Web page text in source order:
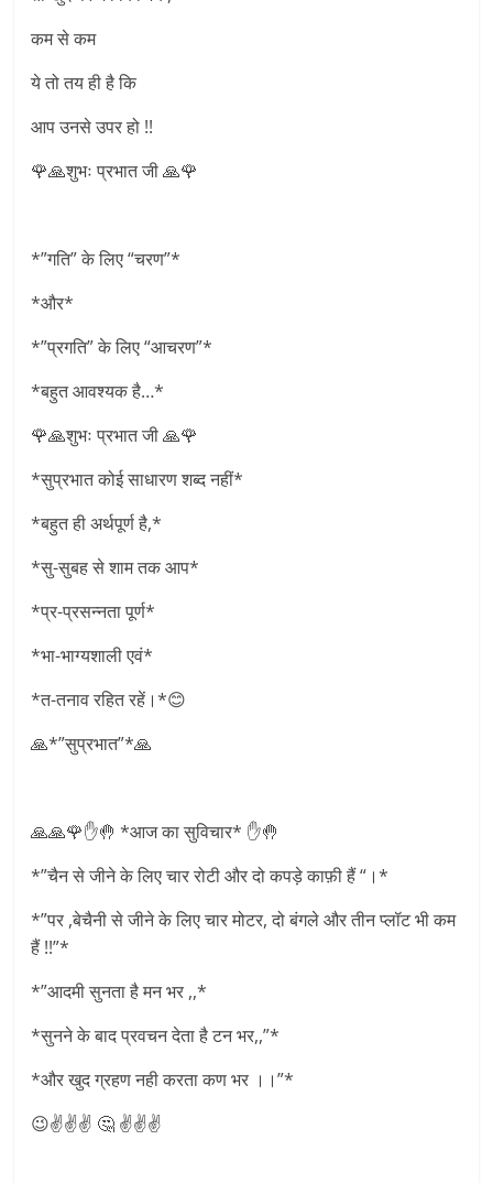
कम से कम
ये तो तय ही है कि
आप उनसे उपर हो !!
🌹🙏शुभः प्रभात जी 🙏🌹
*”गति” के लिए “चरण”*
*और*
*”प्रगति” के लिए “आचरण”*
*बहुत आवश्यक है…*
🌹🙏शुभः प्रभात जी 🙏🌹
*सुप्रभात कोई साधारण शब्द नहीं*
*बहुत ही अर्थपूर्ण है,*
*सु-सुबह से शाम तक आप*
*प्र-प्रसन्नता पूर्ण*
*भा-भाग्यशाली एवं*
*त-तनाव रहित रहें।*😊
🙏*”सुप्रभात”*🙏
🙏🙏🌹✋🤚 *आज का सुविचार* ✋🤚
*”चैन से जीने के लिए चार रोटी और दो कपड़े काफ़ी हैं “।*
*”पर ,बेचैनी से जीने के लिए चार मोटर, दो बंगले और तीन प्लॉट भी कम
हैं !!”*
*”आदमी सुनता है मन भर ,,*
*सुनने के बाद प्रवचन देता है टन भर,,”*
*और खुद ग्रहण नही करता कण भर ।।”*
😉✌✌✌ 🤔 ✌✌✌